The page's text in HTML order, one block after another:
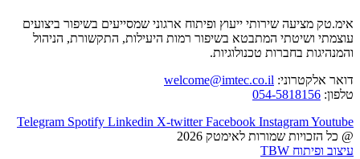
אימ.טק מציעה שירותי ייעוץ ופיתוח ארגוני שמסייעים בשיפור ביצועים
עוצמתי ושיטתי המתבטא בשיפור רמות היעילות, התקשורת, הניהול
והמנהיגות בחברות טכנולוגיות.
דואר אלקטרוני: welcome@imtec.co.il
טלפון: 054-5818156
Telegram Spotify Linkedin X-twitter Facebook InstagramYoutube
@ כל הזכויות שמורות לאימטק 2026
עיצוב ופיתוח TBW